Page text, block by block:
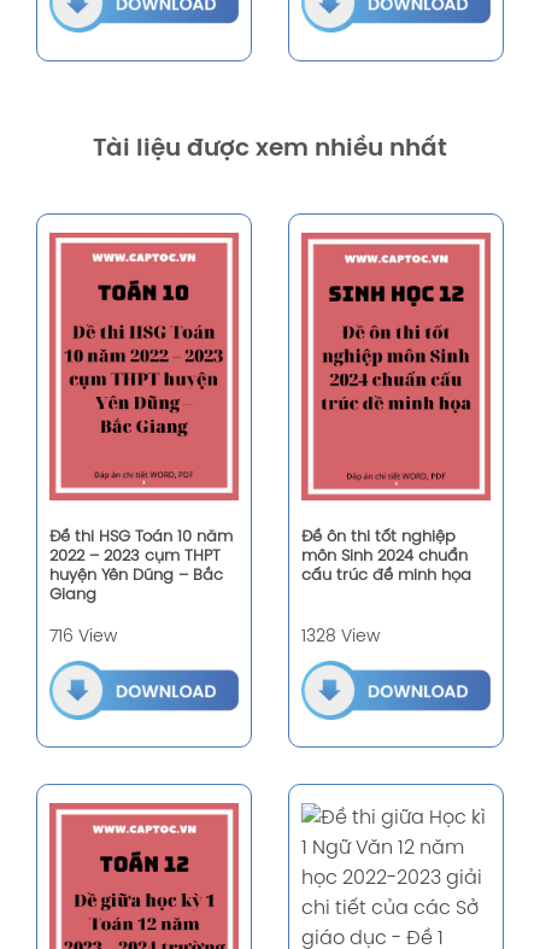
Tài liệu được xem nhiều nhất
Đề thi HSG Toán 10 năm
2022 – 2023 cụm THPT
huyện Yên Dũng – Bắc
Giang
716 View
Đề ôn thi tốt nghiệp
môn Sinh 2024 chuẩn
cấu trúc đề minh họa
1328 View